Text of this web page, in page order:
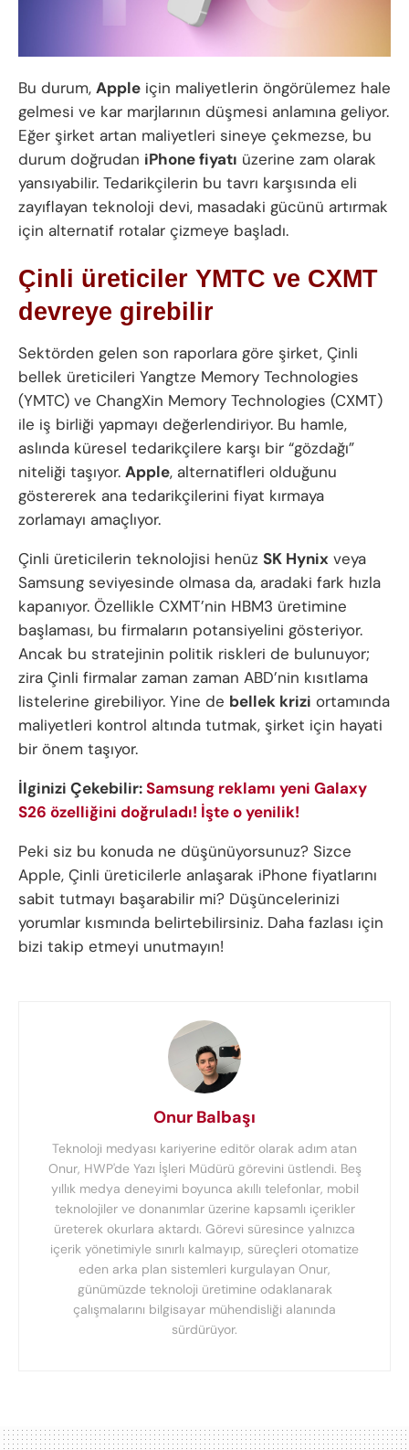
Bu durum, Apple için maliyetlerin öngörülemez hale
gelmesi ve kar marjlarının düşmesi anlamına geliyor.
Eğer şirket artan maliyetleri sineye çekmezse, bu
durum doğrudan iPhone fiyatı üzerine zam olarak
yansıyabilir. Tedarikçilerin bu tavrı karşısında eli
zayıflayan teknoloji devi, masadaki gücünü artırmak
için alternatif rotalar çizmeye başladı.
Çinli üreticiler YMTC ve CXMT
devreye girebilir
Sektörden gelen son raporlara göre şirket, Çinli
bellek üreticileri Yangtze Memory Technologies
(YMTC) ve ChangXin Memory Technologies (CXMT)
ile iş birliği yapmayı değerlendiriyor. Bu hamle,
aslında küresel tedarikçilere karşı bir “gözdağı”
niteliği taşıyor. Apple, alternatifleri olduğunu
göstererek ana tedarikçilerini fiyat kırmaya
zorlamayı amaçlıyor.
Çinli üreticilerin teknolojisi henüz SK Hynix veya
Samsung seviyesinde olmasa da, aradaki fark hızla
kapanıyor. Özellikle CXMT’nin HBM3 üretimine
başlaması, bu firmaların potansiyelini gösteriyor.
Ancak bu stratejinin politik riskleri de bulunuyor;
zira Çinli firmalar zaman zaman ABD’nin kısıtlama
listelerine girebiliyor. Yine de bellek krizi ortamında
maliyetleri kontrol altında tutmak, şirket için hayati
bir önem taşıyor.
İlginizi Çekebilir:Samsung reklamı yeni Galaxy
S26 özelliğini doğruladı! İşte o yenilik!
Peki siz bu konuda ne düşünüyorsunuz? Sizce
Apple, Çinli üreticilerle anlaşarak iPhone fiyatlarını
sabit tutmayı başarabilir mi? Düşüncelerinizi
yorumlar kısmında belirtebilirsiniz. Daha fazlası için
bizi takip etmeyi unutmayın!
Onur Balbaşı
Teknoloji medyası kariyerine editör olarak adım atan
Onur, HWP'de Yazı İşleri Müdürü görevini üstlendi. Beş
yıllık medya deneyimi boyunca akıllı telefonlar, mobil
teknolojiler ve donanımlar üzerine kapsamlı içerikler
üreterek okurlara aktardı. Görevi süresince yalnızca
içerik yönetimiyle sınırlı kalmayıp, süreçleri otomatize
eden arka plan sistemleri kurgulayan Onur,
günümüzde teknoloji üretimine odaklanarak
çalışmalarını bilgisayar mühendisliği alanında
sürdürüyor.